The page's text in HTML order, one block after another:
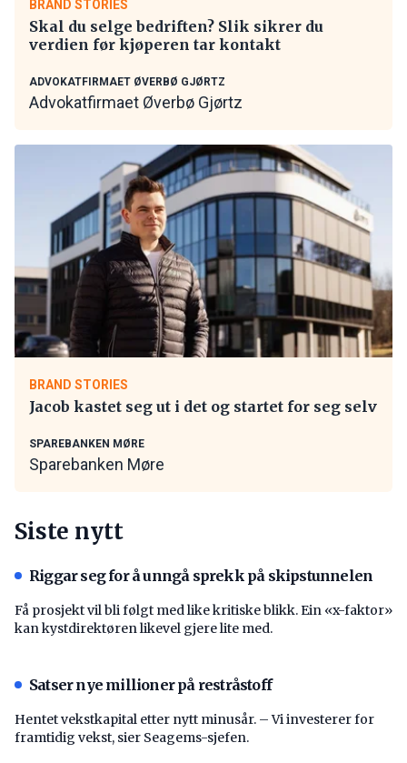
BRAND STORIES
Skal du selge bedriften? Slik sikrer du
verdien før kjøperen tar kontakt
ADVOKATFIRMAET ØVERBØ GJØRTZ
Advokatfirmaet Øverbø Gjørtz
BRAND STORIES
Jacob kastet seg ut i det og startet for seg selv
SPAREBANKEN MØRE
Sparebanken Møre
Siste nytt
Riggar seg for å unngå sprekk på skipstunnelen
Få prosjekt vil bli følgt med like kritiske blikk. Ein «x-faktor»
kan kystdirektøren likevel gjere lite med.
Satser nye millioner på restråstoff
Hentet vekstkapital etter nytt minusår. – Vi investerer for
framtidig vekst, sier Seagems-sjefen.